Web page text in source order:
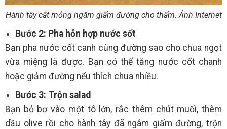
Hành tây cắt mỏng ngâm giấm đường cho thấm. Ảnh Internet
Bước 2: Pha hỗn hợp nước sốt
Bạn pha nước cốt canh cùng đường sao cho chua ngọt
vừa miệng là được. Bạn có thể tăng nước cốt chanh
hoặc giảm đường nếu thích chua nhiều.
Bước 3: Trộn salad
Bạn bỏ bơ vào một tô lớn, rắc thêm chút muối, thêm
dầu olive rồi cho hành tây đã ngâm giấm đường, trộn